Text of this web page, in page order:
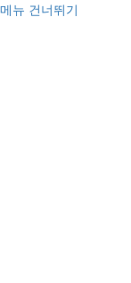
메뉴 건너뛰기